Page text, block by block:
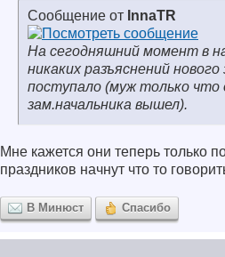
Сообщение от InnaTR
На сегодняшний момент в
никаких разъяснений нового
поступало (муж только что
зам.начальника вышел).
Мне кажется они теперь только
праздников начнут что то
В Минюст Спасибо